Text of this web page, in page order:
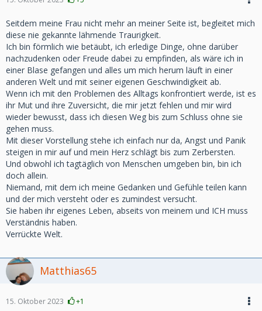
Seitdem meine Frau nicht mehr an meiner Seite ist, begleitet mich
diese nie gekannte lähmende Traurigkeit.
Ich bin förmlich wie betäubt, ich erledige Dinge, ohne darüber
nachzudenken oder Freude dabei zu empfinden, als wäre ich in
einer Blase gefangen und alles um mich herum läuft in einer
anderen Welt und mit seiner eigenen Geschwindigkeit ab.
Wenn ich mit den Problemen des Alltags konfrontiert werde, ist es
ihr Mut und ihre Zuversicht, die mir jetzt fehlen und mir wird
wieder bewusst, dass ich diesen Weg bis zum Schluss ohne sie
gehen muss.
Mit dieser Vorstellung stehe ich einfach nur da, Angst und Panik
steigen in mir auf und mein Herz schlägt bis zum Zerbersten.
Und obwohl ich tagtäglich von Menschen umgeben bin, bin ich
doch allein.
Niemand, mit dem ich meine Gedanken und Gefühle teilen kann
und der mich versteht oder es zumindest versucht.
Sie haben ihr eigenes Leben, abseits von meinem und ICH muss
Verständnis haben.
Verrückte Welt.
Matthias65
15. Oktober 2023 +1